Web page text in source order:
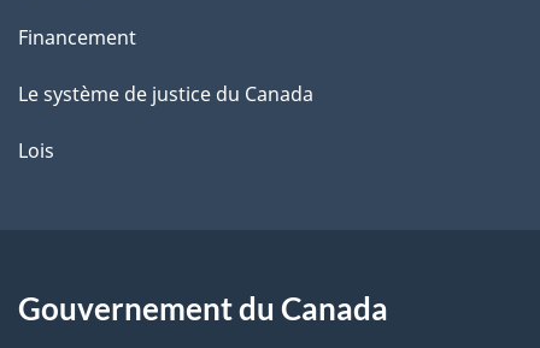
Financement
Le système de justice du Canada
Lois
Gouvernement du Canada